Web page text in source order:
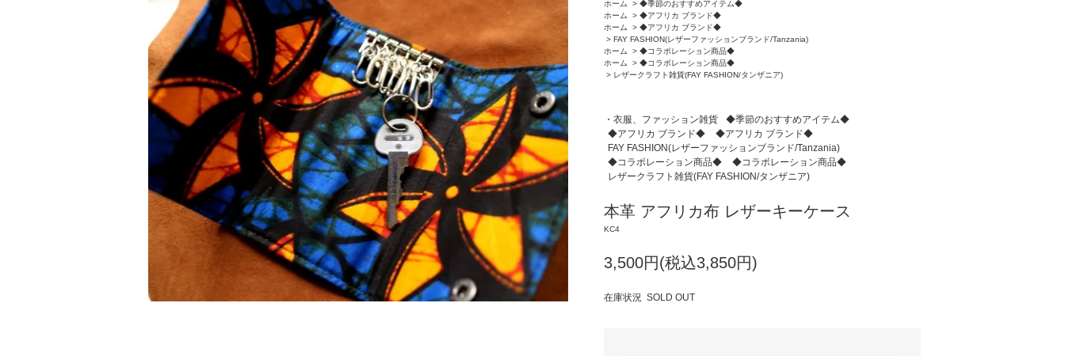
ホーム
> ◆季節のおすすめアイテム◆
ホーム
> ◆アフリカ ブランド◆
ホーム
> ◆アフリカ ブランド◆
> FAY FASHION(レザーファッションブランド/Tanzania)
ホーム
> ◆コラボレーション商品◆
ホーム
> ◆コラボレーション商品◆
> レザークラフト雑貨(FAY FASHION/タンザニア)
・衣服、ファッション雑貨
◆季節のおすすめアイテム◆
◆アフリカ ブランド◆
◆アフリカ ブランド◆
FAY FASHION(レザーファッションブランド/Tanzania)
◆コラボレーション商品◆
◆コラボレーション商品◆
レザークラフト雑貨(FAY FASHION/タンザニア)
本革 アフリカ布 レザーキーケース
KC4
3,500円(税込3,850円)
在庫状況 SOLD OUT